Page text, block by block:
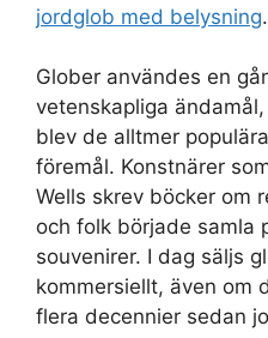
jordglob med belysning.
Glober användes en
vetenskapliga
blev de alltmer
föremål. Konstnärer
Wells skrev böcker om
och folk började samla
souvenirer. I dag säljs
kommersiellt, även om
flera decennier sedan